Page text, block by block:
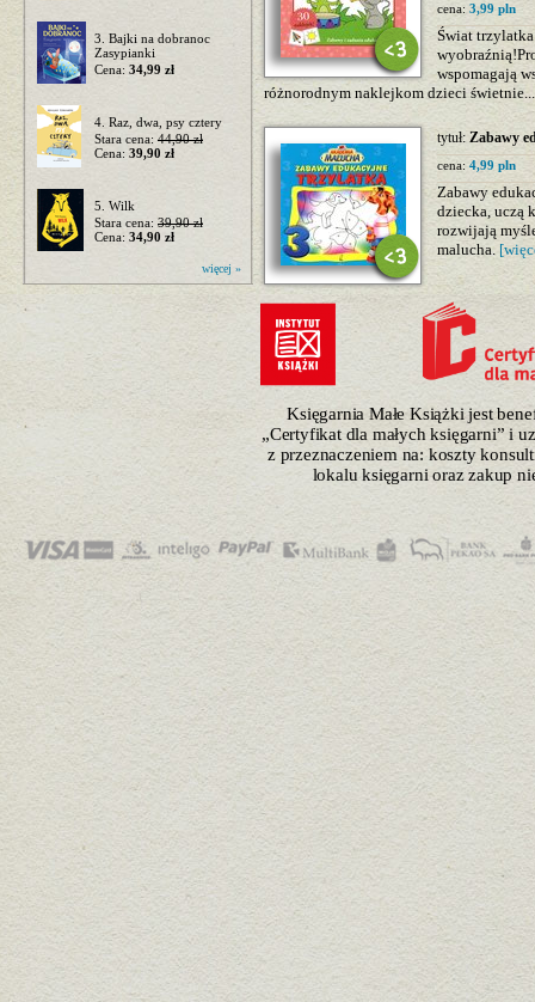
3. Bajki na dobranoc
Zasypianki
Cena: 34,99 zł
4. Raz, dwa, psy cztery
Stara cena: 44,90 zł
Cena: 39,90 zł
5. Wilk
Stara cena: 39,90 zł
Cena: 34,90 zł
więcej »
cena: 3,99 pln
Świat
wspomagają
różnorodnym naklejkom dzieci
tytuł: Zabawy
cena: 4,99 pln
Zabawy
dziecka, uczą
rozwijają
malucha.
Księgarnia Małe Książki jest
„Certyfikat dla małych księgarni” i
z przeznaczeniem na: koszty
lokalu księgarni oraz zakup